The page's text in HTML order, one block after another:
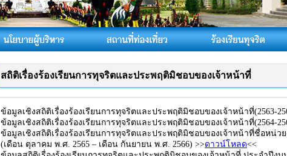
สถิติเรื่องร้องเรียนการทุจริตและประพฤติมิชอบของเจ้าหน้าที่
ข้อมูลเชิงสถิติเรื่องร้องเรียนการทุจริตและประพฤติมิชอบของเจ้าหน้าที่(2563-
ข้อมูลเชิงสถิติเรื่องร้องเรียนการทุจริตและประพฤติมิชอบของเจ้าหน้าที่(2564-
ข้อมูลเชิงสถิติเรื่องร้องเรียนการทุจริตและประพฤติมิชอบของเจ้าหน้าที่ชื่อหน่ว
(เดือน ตุลาคม พ.ศ. 2565 – เดือน กันยายน พ.ศ. 2566) >>ดาวน์โหลด<<